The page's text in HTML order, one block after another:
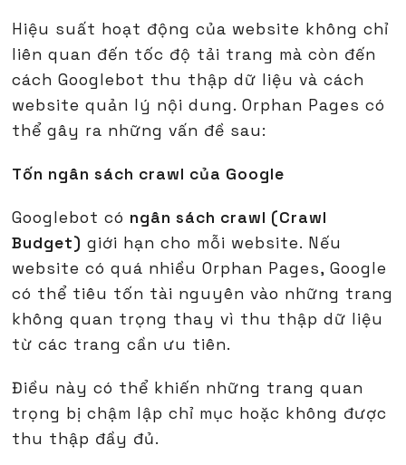
Hiệu suất hoạt động của website không chỉ
liên quan đến tốc độ tải trang mà còn đến
cách Googlebot thu thập dữ liệu và cách
website quản lý nội dung. Orphan Pages có
thể gây ra những vấn đề sau:
Tốn ngân sách crawl của Google
Googlebot có ngân sách crawl (Crawl
Budget) giới hạn cho mỗi website. Nếu
website có quá nhiều Orphan Pages, Google
có thể tiêu tốn tài nguyên vào những trang
không quan trọng thay vì thu thập dữ liệu
từ các trang cần ưu tiên.
Điều này có thể khiến những trang quan
trọng bị chậm lập chỉ mục hoặc không được
thu thập đầy đủ.